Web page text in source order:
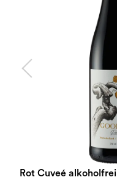
Rot Cuveé alkoholfrei